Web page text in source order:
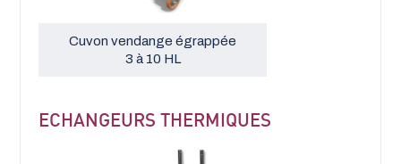
Cuvon vendange égrappée
3 à 10 HL
ECHANGEURS THERMIQUES